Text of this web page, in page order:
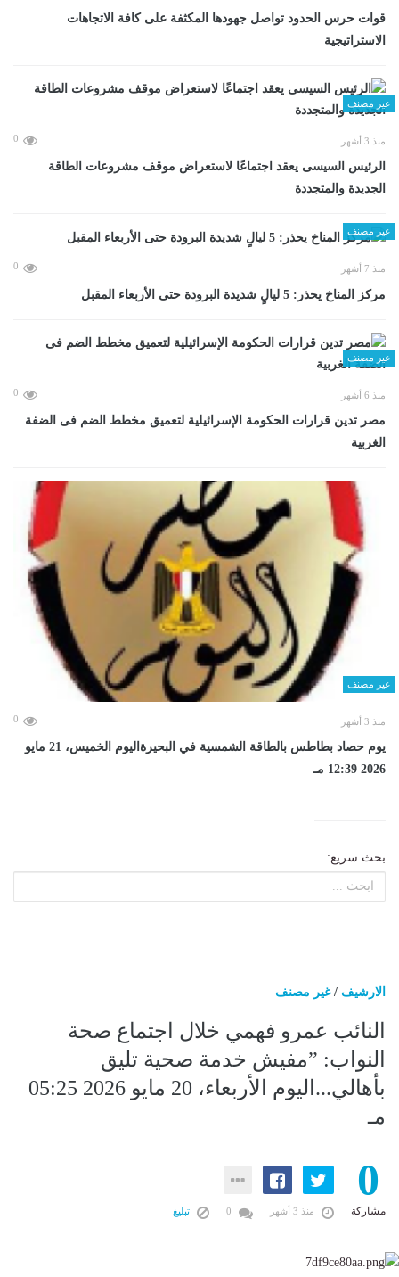
قوات حرس الحدود تواصل جهودها المكثفة على كافة الاتجاهات
الاستراتيجية
غير مصنف
منذ 3 أشهر 0
الرئيس السيسى يعقد اجتماعًا لاستعراض موقف مشروعات الطاقة
الجديدة والمتجددة
غير مصنف
منذ 7 أشهر 0
مركز المناخ يحذر: 5 ليالٍ شديدة البرودة حتى الأربعاء المقبل
غير مصنف
منذ 6 أشهر 0
مصر تدين قرارات الحكومة الإسرائيلية لتعميق مخطط الضم فى الضفة
الغربية
غير مصنف
منذ 3 أشهر 0
يوم حصاد بطاطس بالطاقة الشمسية في البحيرةاليوم الخميس، 21 مايو
2026 12:39 مـ
بحث سريع:
الارشيف /غير مصنف
النائب عمرو فهمي خلال اجتماع صحة
النواب: ”مفيش خدمة صحية تليق
بأهالي...اليوم الأربعاء، 20 مايو 2026 05:25
مـ
0
مشاركة منذ 3 أشهر تبليغ